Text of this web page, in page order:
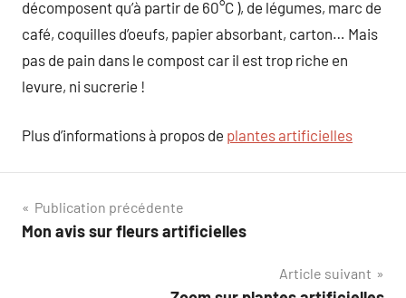
décomposent qu’à partir de 60°C ), de légumes, marc de
café, coquilles d’oeufs, papier absorbant, carton… Mais
pas de pain dans le compost car il est trop riche en
levure, ni sucrerie !
Plus d’informations à propos de plantes artificielles
Navigation
de
Publication précédente
Mon avis sur fleurs artificielles
Article suivant